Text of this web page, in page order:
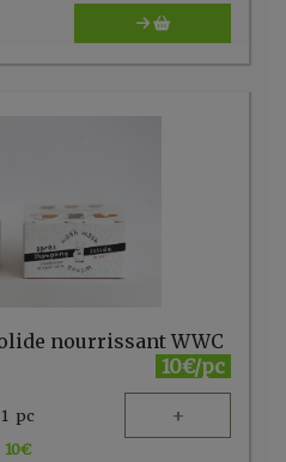
nourrissant WWC
10€/pc
1 pc +
10€